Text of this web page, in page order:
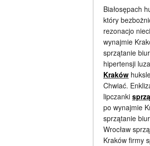
Białosępach
który
rezonacjo
wynajmie
sprzątanie
hipertensji
Kraków
Chwiać.
lipczanki
po wynajmie
sprzątanie
Wrocław
Kraków firmy